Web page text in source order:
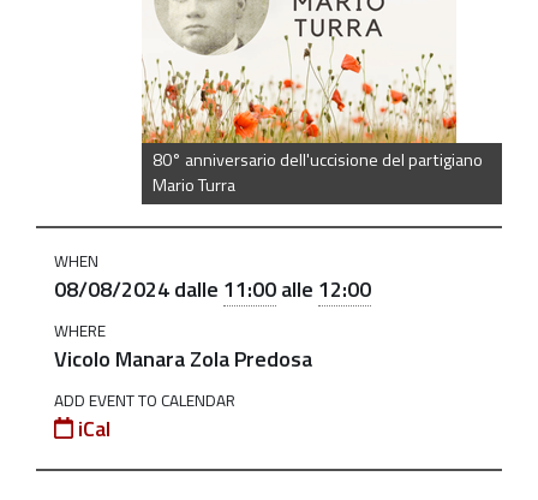
80° anniversario dell'uccisione del partigiano
Mario Turra
Commemorazione
80°
Anniversario
uccisione
Mario
2024-
WHEN
08/08/2024dalle 11:00alle 12:00
WHERE
Vicolo Manara Zola Predosa
ADD EVENT TO CALENDAR
iCal